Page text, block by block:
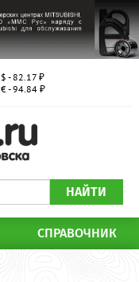
$ - 82.17 ₽
€ - 94.84 ₽
НАЙТИ
СПРАВОЧНИК